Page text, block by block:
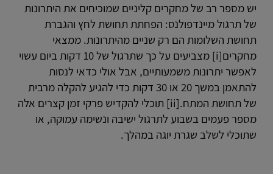
יש מספר רב של מחקרים קליניים שמוכיחים את היתרונות
של תרגול מיינדפולנס: הפחתת תחושת לחץ והגברת
תחושת השלומות הם רק שניים מהיתרונות. ממצאי
מחקרים[i] מצביעים על כך שתרגול של 10 דקות ביום עשוי
לאפשר יתרונות משמעותיים, אבל אולי כדאי לנסות
להתאמן במשך 20 או 30 דקות כדי להגיע להקלה מרבית
של תחושת המתח.[ii] תוכלי להקדיש פרקי זמן קצרים אלה
מספר פעמים בשבוע לתרגול ישיבה ונשימה עמוקה, או
שתוכלי לשלב שגרת יוגה במהלך.